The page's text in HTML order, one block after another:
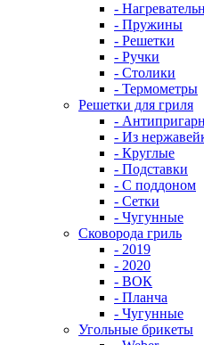
-
- Пружины
- Решетки
- Ручки
- Столики
- Термометры
Решетки для гриля
-
- Из
- Круглые
- Подставки
- С поддоном
- Сетки
- Чугунные
Сковорода гриль
- 2019
- 2020
- ВОК
- Планча
- Чугунные
Угольные брикеты